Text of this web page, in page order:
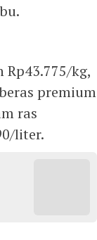
kg,
premium
ras
liter.